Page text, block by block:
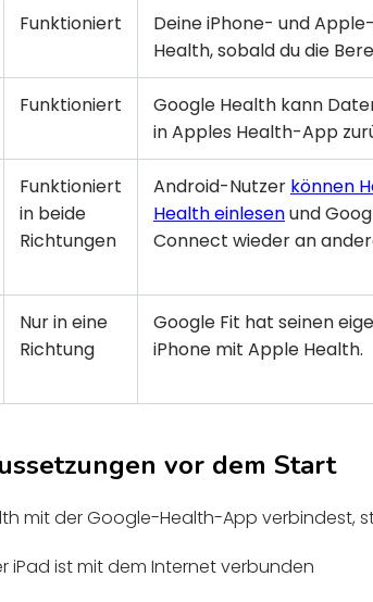
Funktioniert
Deine iPhone- und
Health, sobald du die
Funktioniert
Google Health kann
in Apples Health-App
Funktioniert
in beide
Richtungen
Android-Nutzer können
Health einlesenund
Connect wieder an
Nur in eine
Richtung
Google Fit hat seinen
iPhone mit Apple Health.
vor dem Start
mit der Google-Health-App verbindest,
iPad ist mit dem Internet verbunden